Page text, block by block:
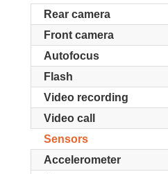
Rear camera
Front camera
Autofocus
Flash
Video recording
Video call
Sensors
Accelerometer